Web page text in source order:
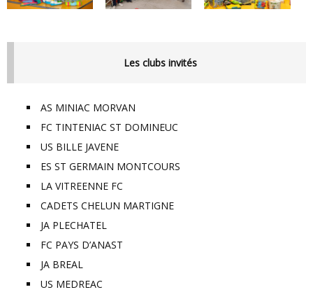
Les clubs invités
AS MINIAC MORVAN
FC TINTENIAC ST DOMINEUC
US BILLE JAVENE
ES ST GERMAIN MONTCOURS
LA VITREENNE FC
CADETS CHELUN MARTIGNE
JA PLECHATEL
FC PAYS D’ANAST
JA BREAL
US MEDREAC